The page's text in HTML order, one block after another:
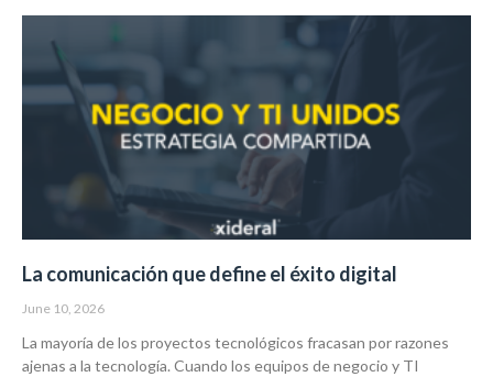
La comunicación que define el éxito digital
June 10, 2026
La mayoría de los proyectos tecnológicos fracasan por razones
ajenas a la tecnología. Cuando los equipos de negocio y TI